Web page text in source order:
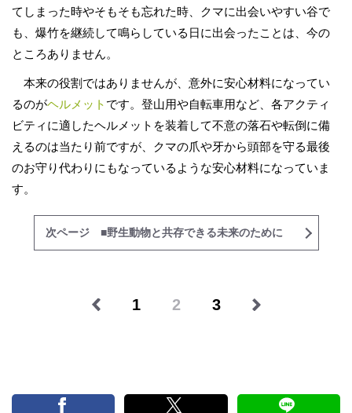
てしまった時やそもそも忘れた時、クマに出会いやすい谷で
も、爆竹を継続して鳴らしている日に出会ったことは、今の
ところありません。
本来の役割ではありませんが、意外に安心材料になってい
るのがヘルメット です。登山用や自転車用など、各アクティ
ビティに適したヘルメットを装着して不意の落石や転倒に備
えるのは当たり前ですが、クマの爪や牙から頭部を守る最後
のお守り代わりにもなっているような安心材料になっていま
す。
次ページ ■野生動物と共存できる未来のために
1 2 3